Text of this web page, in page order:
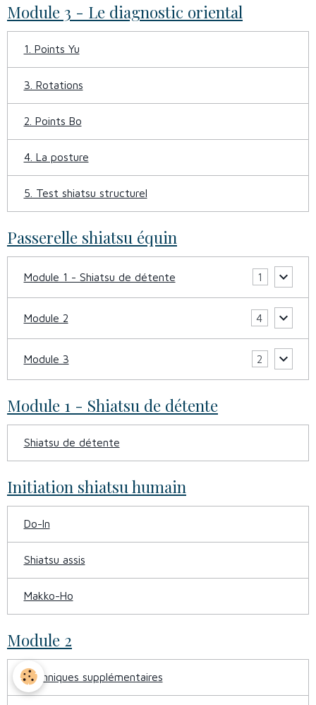
Module 3 - Le diagnostic oriental
1. Points Yu
3. Rotations
2. Points Bo
4. La posture
5. Test shiatsu structurel
Passerelle shiatsu équin
Module 1 - Shiatsu de détente 1
Module 2 4
Module 3 2
Module 1 - Shiatsu de détente
Shiatsu de détente
Initiation shiatsu humain
Do-In
Shiatsu assis
Makko-Ho
Module 2
Techniques supplémentaires